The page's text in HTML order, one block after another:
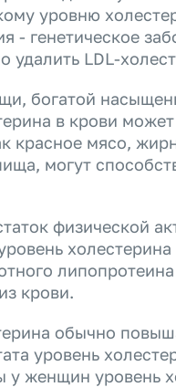
уровню
- генетическое
LDL-
богатой
в крови
красное мясо,
могут
физической
крови.
обычно
уровень
женщин уровень